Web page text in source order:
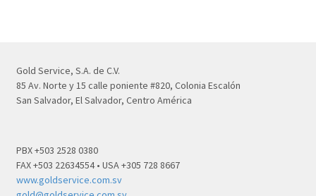
Gold Service, S.A. de C.V.
85 Av. Norte y 15 calle poniente #820, Colonia Escalón
San Salvador, El Salvador, Centro América
PBX +503 2528 0380
FAX +503 22634554 • USA +305 728 8667
www.goldservice.com.sv